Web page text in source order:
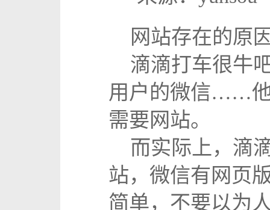
网站存在的原
滴滴打车很牛
用户的微信……他
需要网站。
而实际上，滴
站，微信有网页
简单，不要以为